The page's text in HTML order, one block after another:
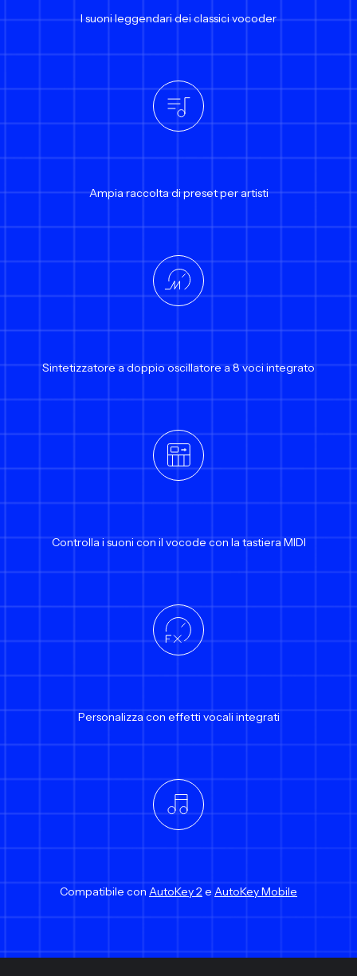
I suoni leggendari dei classici vocoder
Ampia raccolta di preset per artisti
Sintetizzatore a doppio oscillatore a 8 voci integrato
Controlla i suoni con il vocode con la tastiera MIDI
Personalizza con effetti vocali integrati
Compatibile con AutoKey 2e AutoKey Mobile